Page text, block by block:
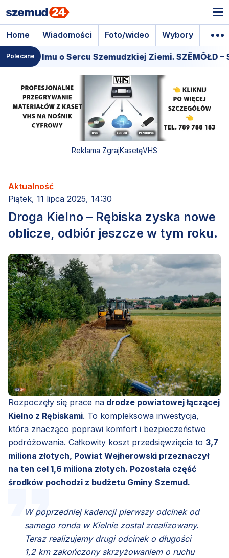
Home Wiadomości Foto/wideo Wybory
Polecane
filmu o Sercu Szemudzkiej Ziemi. SZËMÔŁD – SERCE
Reklama ZgrajKasetęVHS
Aktualność
Piątek, 11 lipca 2025, 14:30
Droga Kielno – Rębiska zyska nowe
oblicze, odbiór jeszcze w tym roku.
Rozpoczęły się prace na drodze powiatowej łączącej
Kielno z Rębiskami. To kompleksowa inwestycja,
która znacząco poprawi komfort i bezpieczeństwo
podróżowania. Całkowity koszt przedsięwzięcia to 3,7
miliona złotych, Powiat Wejherowski przeznaczył
na ten cel 1,6 miliona złotych. Pozostała część
środków pochodzi z budżetu Gminy Szemud.
W poprzedniej kadencji pierwszy odcinek od
samego ronda w Kielnie został zrealizowany.
Teraz realizujemy drugi odcinek o długości
1,2 km zakończony skrzyżowaniem o ruchu